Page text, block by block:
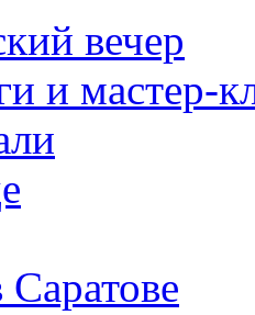
вечер
и мастер-